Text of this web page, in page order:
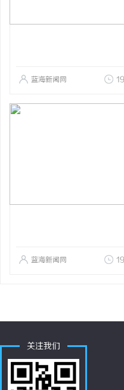
蓝海新闻网
蓝海新闻网
关注我们